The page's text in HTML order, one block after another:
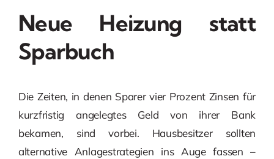
Neue Heizung statt
Sparbuch
Die Zeiten, in denen Sparer vier Prozent Zinsen für
kurzfristig angelegtes Geld von ihrer Bank
bekamen, sind vorbei. Hausbesitzer sollten
alternative Anlagestrategien ins Auge fassen –